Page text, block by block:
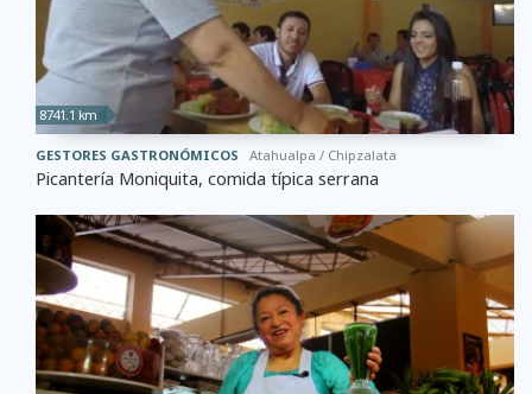
8741.1 km
GESTORES GASTRONÓMICOS Atahualpa / Chipzalata
Picantería Moniquita, comida típica serrana